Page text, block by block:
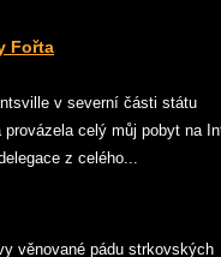
Fořta
v severní části státu
celý můj pobyt na
z celého...
věnované pádu strkovských